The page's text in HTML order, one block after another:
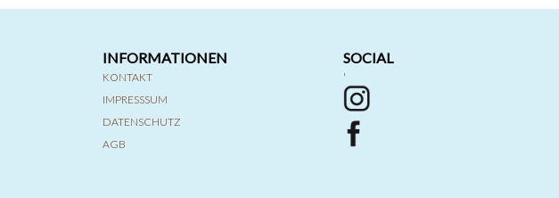
INFORMATIONEN
KONTAKT
IMPRESSSUM
DATENSCHUTZ
AGB
SOCIAL
'